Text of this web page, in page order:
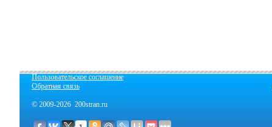
Пользовательское соглашение
Обратная связь
© 2009-2026 200stran.ru